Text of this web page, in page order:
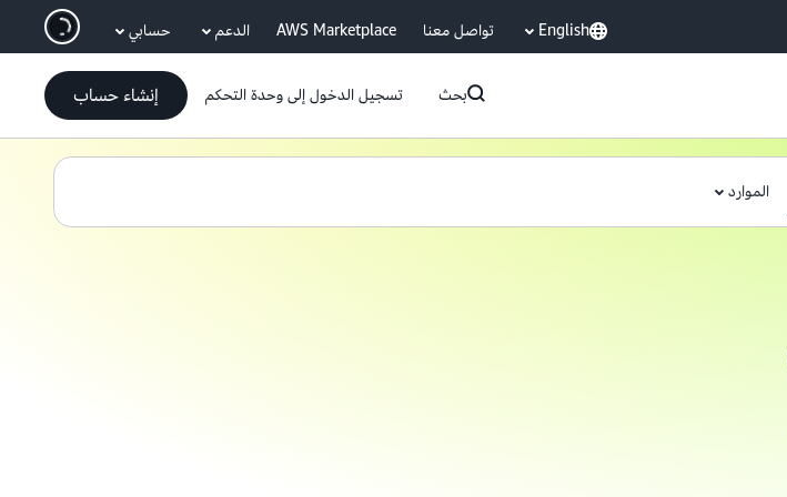
انتقل إلى المحتوى الرئيسي English تواصل معنا AWS Marketplace الدعم حسابي
بحث تسجيل الدخول إلى وحدة التحكم إنشاء حساب
الموارد